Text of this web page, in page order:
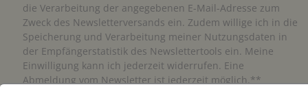
die Verarbeitung der angegebenen E-Mail-Adresse zum
Zweck des Newsletterversands ein. Zudem willige ich in die
Speicherung und Verarbeitung meiner Nutzungsdaten in
der Empfängerstatistik des Newslettertools ein. Meine
Einwilligung kann ich jederzeit widerrufen. Eine
Abmeldung vom Newsletter ist jederzeit möglich.**